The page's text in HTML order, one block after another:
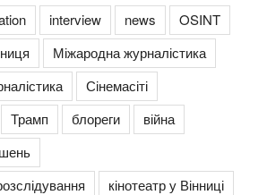
interview news
OSINT
Міжародна журналістика
Сінемасіті
Трамп блореги
війна
кінотеатр у Вінниці